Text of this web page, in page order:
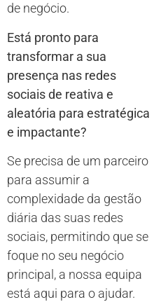
de negócio.
Está pronto para
transformar a sua
presença nas redes
sociais de reativa e
aleatória para estratégica
e impactante?
Se precisa de um parceiro
para assumir a
complexidade da gestão
diária das suas redes
sociais, permitindo que se
foque no seu negócio
principal, a nossa equipa
está aqui para o ajudar.